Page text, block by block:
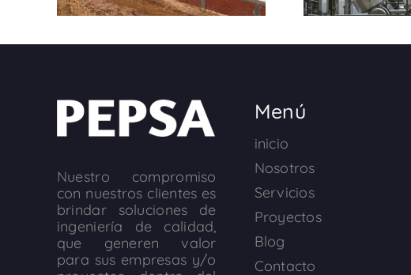
Nuestro compromiso
con nuestros clientes es
brindar soluciones de
ingeniería de calidad,
que generen valor
para sus empresas y/o
Menú
inicio
Nosotros
Servicios
Proyectos
Blog
Contacto